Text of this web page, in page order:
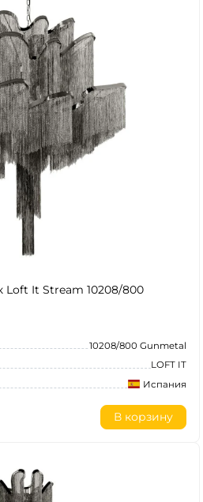
It Stream 10208/800
10208/800 Gunmetal
LOFT IT
Испания
В корзину